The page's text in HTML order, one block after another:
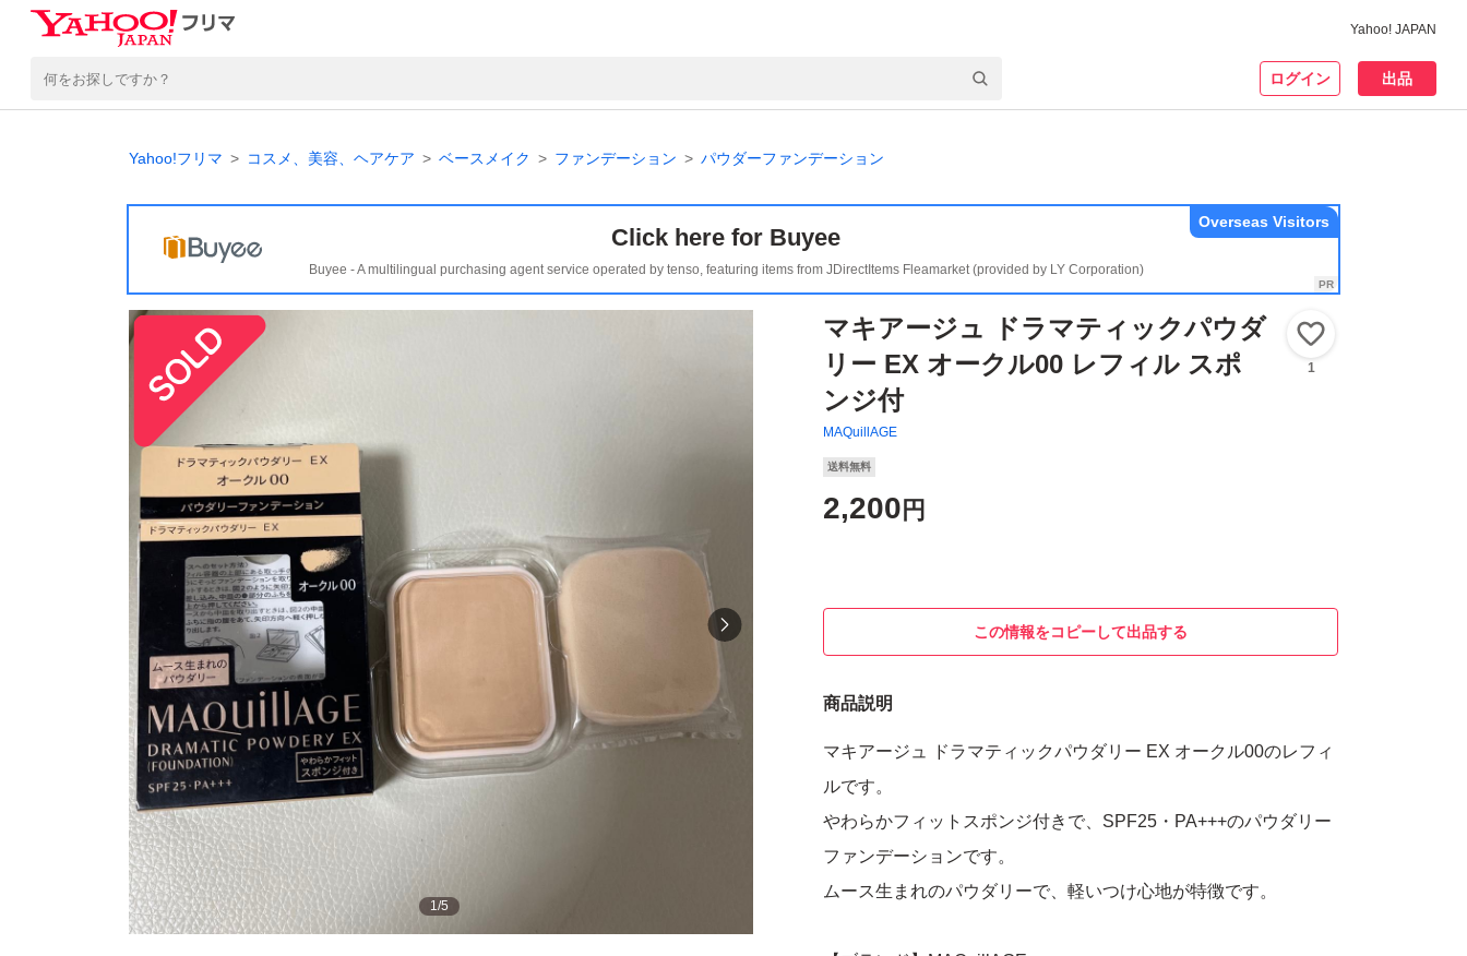
Yahoo! JAPAN
ログイン 出品
Yahoo!フリマ コスメ、美容、ヘアケア ベースメイク ファンデーション パウダーファンデーション
Click here for Buyee
Buyee - A multilingual purchasing agent service operated by tenso, featuring items from JDirectItems Fleamarket (provided by LY Corporation)
Overseas Visitors
1/5
マキアージュ ドラマティックパウダ
リー EX オークル00 レフィル スポ
ンジ付
MAQuillAGE
1
送料無料
2,200 円
この情報をコピーして出品する
商品説明
マキアージュ ドラマティックパウダリー EX オークル00のレフィ
ルです。
やわらかフィットスポンジ付きで、SPF25・PA+++のパウダリー
ファンデーションです。
ムース生まれのパウダリーで、軽いつけ心地が特徴です。